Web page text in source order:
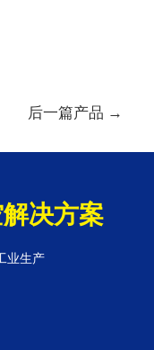
后一篇产品 →
决方案
业生产